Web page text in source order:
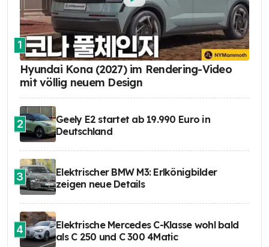
1
Hyundai Kona (2027) im Rendering-Video
mit völlig neuem Design
2
Geely E2 startet ab 19.990 Euro in
Deutschland
3
Elektrischer BMW M3: Erlkönigbilder
zeigen neue Details
4
Elektrische Mercedes C-Klasse wohl bald
als C 250 und C 300 4Matic